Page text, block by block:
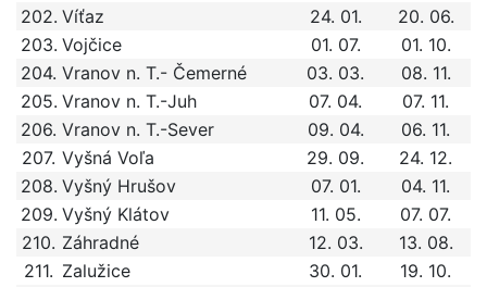
202. Víťaz 24. 01.
20. 06.
203. Vojčice 01. 07.
01. 10.
204. Vranov n. T.- Čemerné 03. 03.
08. 11.
205. Vranov n. T.-Juh 07. 04.
07. 11.
206. Vranov n. T.-Sever 09. 04.
06. 11.
207. Vyšná Voľa 29. 09.
24. 12.
208. Vyšný Hrušov 07. 01.
04. 11.
209. Vyšný Klátov 11. 05.
07. 07.
210. Záhradné 12. 03.
13. 08.
211. Zalužice 30. 01.
19. 10.